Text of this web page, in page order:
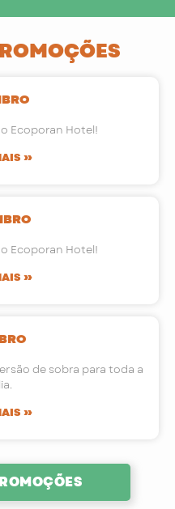
Ecoporan Hotel!
»
Ecoporan Hotel!
»
de sobra para toda a
»